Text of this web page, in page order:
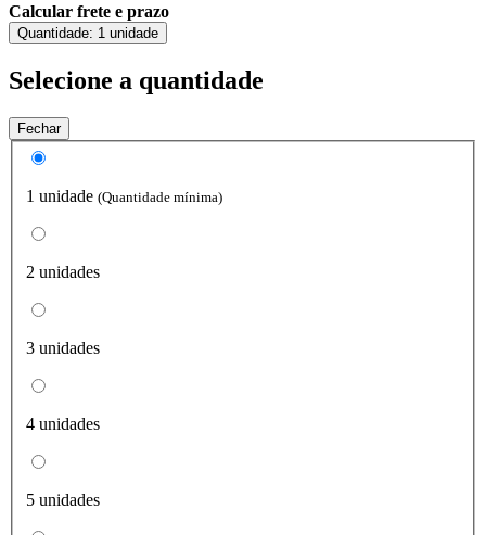
Calcular frete e prazo
Quantidade: 1 unidade
Selecione a quantidade
Fechar
1 unidade (Quantidade mínima)
2 unidades
3 unidades
4 unidades
5 unidades